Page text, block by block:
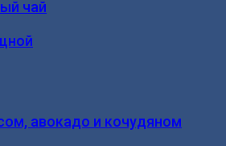
чай
авокадо и кочудяном